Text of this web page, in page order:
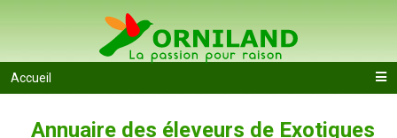
Accueil
Annuaire des éleveurs de Exotiques